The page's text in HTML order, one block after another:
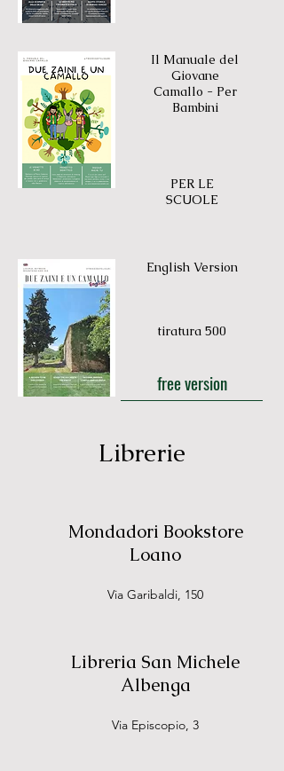
Il Manuale del
Giovane
Camallo - Per
Bambini
PER LE
SCUOLE
English Version
tiratura 500
free version
Librerie
Mondadori Bookstore
Loano
Via Garibaldi, 150
Libreria San Michele
Albenga
Via Episcopio, 3